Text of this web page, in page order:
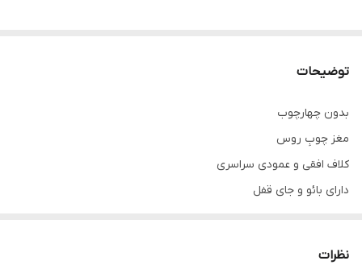
توضیحات
بدون چهارچوب
مغز چوبِ روس
کلاف افقی و عمودی سراسری
دارای بائو و جای قفل
نظرات